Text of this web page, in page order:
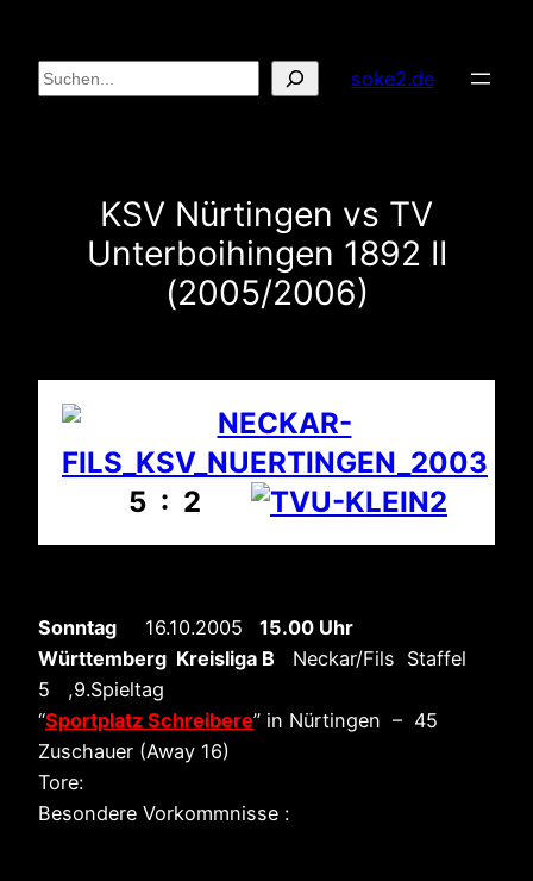
Inhalt
springen
Suchen soke2.de
KSV Nürtingen vs TV
Unterboihingen 1892 II
(2005/2006)
5 : 2
Sonntag 16.10.2005
15.00 Uhr
Württemberg Kreisliga B Neckar/Fils Staffel
5 ,9.Spieltag
“Sportplatz Schreibere” in Nürtingen – 45
Zuschauer (Away 16)
Tore:
Besondere Vorkommnisse :